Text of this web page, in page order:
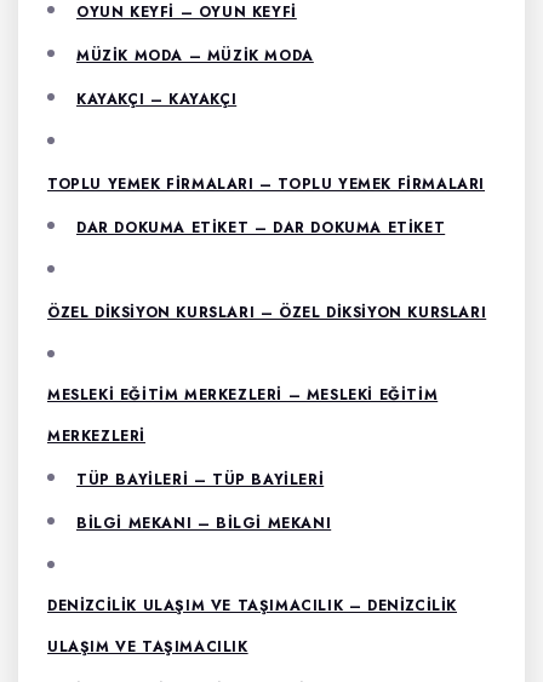
OYUN KEYFI – OYUN KEYFI
MÜZIK MODA – MÜZIK MODA
KAYAKÇI – KAYAKÇI
TOPLU YEMEK FIRMALARI – TOPLU YEMEK FIRMALARI
DAR DOKUMA ETIKET – DAR DOKUMA ETIKET
ÖZEL DIKSIYON KURSLARI – ÖZEL DIKSIYON KURSLARI
MESLEKI EĞITIM MERKEZLERI – MESLEKI EĞITIM
MERKEZLERI
TÜP BAYILERI – TÜP BAYILERI
BILGI MEKANI – BILGI MEKANI
DENIZCILIK ULAŞIM VE TAŞIMACILIK – DENIZCILIK
ULAŞIM VE TAŞIMACILIK